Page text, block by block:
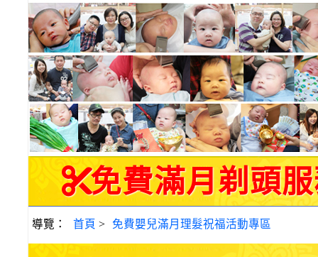
免費滿月剃頭服
導覽： 首頁 > 免費嬰兒滿月理髮祝福活動專區